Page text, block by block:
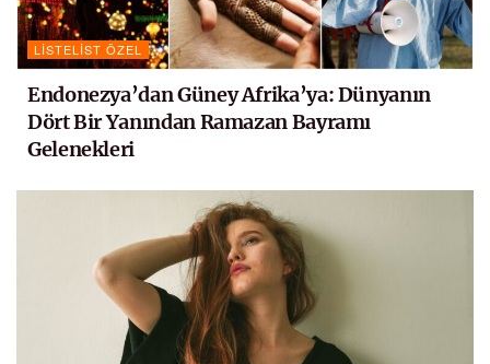
LISTELIST ÖZEL
Endonezya’dan Güney Afrika’ya: Dünyanın
Dört Bir Yanından Ramazan Bayramı
Gelenekleri